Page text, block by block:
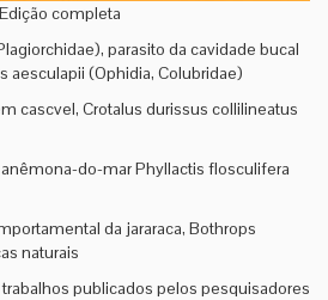
Edição completa
parasito da cavidade bucal
aesculapii (Ophidia, Colubridae)
cascvel, Crotalus durissus collilineatus
do-mar Phyllactis flosculifera
da jararaca, Bothrops
naturais
publicados pelos pesquisadores